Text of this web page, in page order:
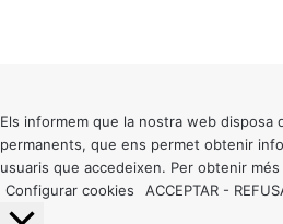
button
Els informem que la nostra web disposa
permanents, que ens permet obtenir
usuaris que accedeixen. Per obtenir
Configurar cookies
ACCEPTAR -